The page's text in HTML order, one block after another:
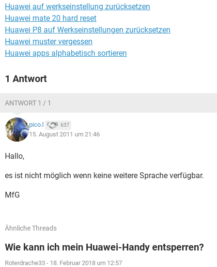
Huawei auf werkseinstellung zurücksetzen
Huawei mate 20 hard reset
Huawei P8 auf Werkseinstellungen zurücksetzen
Huawei muster vergessen
Huawei apps alphabetisch sortieren
1 Antwort
ANTWORT 1 / 1
pico.l 637
15. August 2011 um 21:46
Hallo,
es ist nicht möglich wenn keine weitere Sprache verfügbar.
MfG
Ähnliche Threads
Wie kann ich mein Huawei-Handy entsperren?
Roterdrache33 - 18. Februar 2018 um 12:57